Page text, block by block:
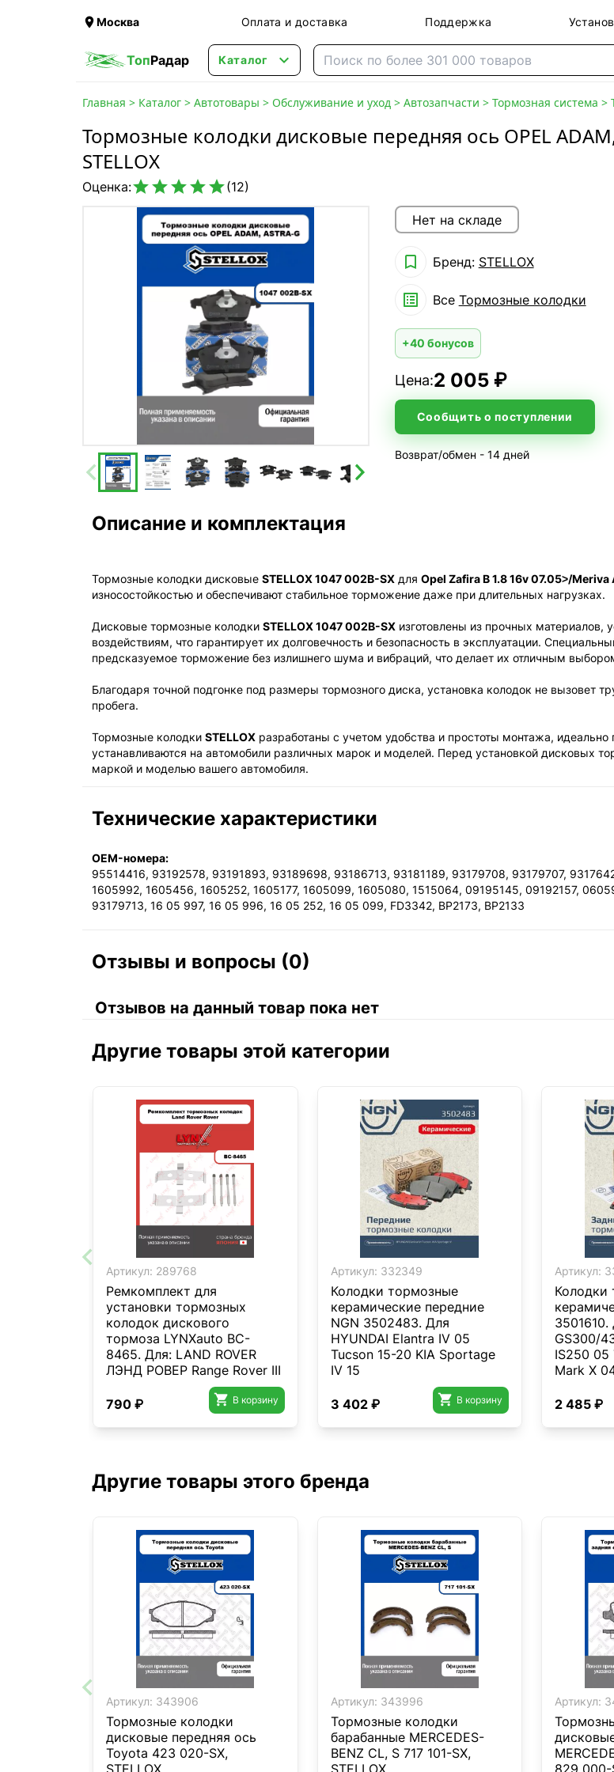
Москва Оплата и доставка Поддержка
ТопРадар Каталог 
Главная > Каталог > Автотовары > Обслуживание и уход > Автозапчасти > Тормозная система >
Тормозные колодки дисковые передняя ось OPEL ADAM,
STELLOX
Оценка:(12)
Нет на складе
 Бренд: STELLOX
 Все Тормозные колодки
+40 бонусов
Цена:2 005 ₽
Сообщить о поступлении
Возврат/обмен - 14 дней
Описание и комплектация
Тормозные колодки дисковые STELLOX 1047 002B-SX для Opel Zafira B 1.8 16v 07.05˃/Meriva
износостойкостью и обеспечивают стабильное торможение даже при длительных нагрузках.
Дисковые тормозные колодки STELLOX 1047 002B-SX изготовлены из прочных
воздействиям, что гарантирует их долговечность и безопасность в эксплуатации.
предсказуемое торможение без излишнего шума и вибраций, что делает их отличным
Благодаря точной подгонке под размеры тормозного диска, установка колодок не вызовет
пробега.
Тормозные колодки STELLOX разработаны с учетом удобства и простоты монтажа,
устанавливаются на автомобили различных марок и моделей. Перед установкой дисковых
маркой и моделью вашего автомобиля.
Технические характеристики
OEM-номера:
95514416, 93192578, 93191893, 93189698, 93186713, 93181189, 93179708, 93179707,
1605992, 1605456, 1605252, 1605177, 1605099, 1605080, 1515064, 09195145, 09192157,
93179713, 16 05 997, 16 05 996, 16 05 252, 16 05 099, FD3342, BP2173, BP2133
Отзывы и вопросы (0)
Отзывов на данный товар пока нет
Другие товары этой категории
Артикул: 289768
Ремкомплект для
установки тормозных
колодок дискового
тормоза LYNXauto BC-
8465. Для: LAND ROVER
ЛЭНД РОВЕР Range Rover III
06>/ Range Rover
Sport(Рендж Ровер Спорт) I
790 ₽  В корзину
Артикул: 332349
Колодки тормозные
керамические передние
NGN 3502483. Для
HYUNDAI Elantra IV 05
Tucson 15-20 KIA Sportage
IV 15
3 402 ₽  В корзину
Артикул:
Колодки
3501610.
GS300/
IS250 05
Mark X
2 485 ₽
Другие товары этого бренда
Артикул: 343906
Тормозные колодки
дисковые передняя ось
Toyota 423 020-SX,
STELLOX
Артикул: 343996
Тормозные колодки
барабанные MERCEDES-
BENZ CL, S 717 101-SX,
STELLOX
Артикул:
829 000-